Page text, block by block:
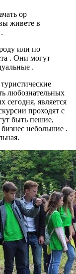
ор
живете в
или по
. Они могут
.
любознательных
сегодня, является
проходят с
быть пешие,
небольшие .